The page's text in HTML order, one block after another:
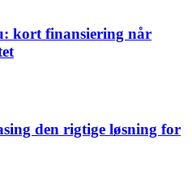
kort finansiering når
den rigtige løsning for